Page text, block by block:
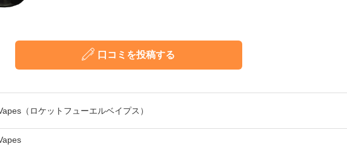
口コミを投稿する
（ロケットフューエルベイプス）